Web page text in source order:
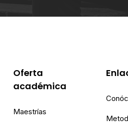
Oferta
académica
Maestrías